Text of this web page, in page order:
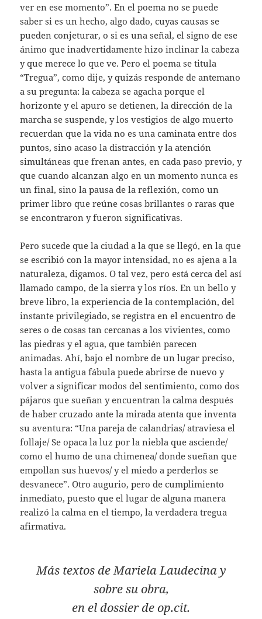
ver en ese momento”. En el poema no se puede
saber si es un hecho, algo dado, cuyas causas se
pueden conjeturar, o si es una señal, el signo de ese
ánimo que inadvertidamente hizo inclinar la cabeza
y que merece lo que ve. Pero el poema se titula
“Tregua”, como dije, y quizás responde de antemano
a su pregunta: la cabeza se agacha porque el
horizonte y el apuro se detienen, la dirección de la
marcha se suspende, y los vestigios de algo muerto
recuerdan que la vida no es una caminata entre dos
puntos, sino acaso la distracción y la atención
simultáneas que frenan antes, en cada paso previo, y
que cuando alcanzan algo en un momento nunca es
un final, sino la pausa de la reflexión, como un
primer libro que reúne cosas brillantes o raras que
se encontraron y fueron significativas.
Pero sucede que la ciudad a la que se llegó, en la que
se escribió con la mayor intensidad, no es ajena a la
naturaleza, digamos. O tal vez, pero está cerca del así
llamado campo, de la sierra y los ríos. En un bello y
breve libro, la experiencia de la contemplación, del
instante privilegiado, se registra en el encuentro de
seres o de cosas tan cercanas a los vivientes, como
las piedras y el agua, que también parecen
animadas. Ahí, bajo el nombre de un lugar preciso,
hasta la antigua fábula puede abrirse de nuevo y
volver a significar modos del sentimiento, como dos
pájaros que sueñan y encuentran la calma después
de haber cruzado ante la mirada atenta que inventa
su aventura: “Una pareja de calandrias/ atraviesa el
follaje/ Se opaca la luz por la niebla que asciende/
como el humo de una chimenea/ donde sueñan que
empollan sus huevos/ y el miedo a perderlos se
desvanece”. Otro augurio, pero de cumplimiento
inmediato, puesto que el lugar de alguna manera
realizó la calma en el tiempo, la verdadera tregua
afirmativa.
Más textos de Mariela Laudecina y
sobre su obra,
en el dossier de op.cit.